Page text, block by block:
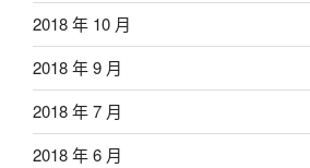
2018 年 10 月
2018 年 9 月
2018 年 7 月
2018 年 6 月